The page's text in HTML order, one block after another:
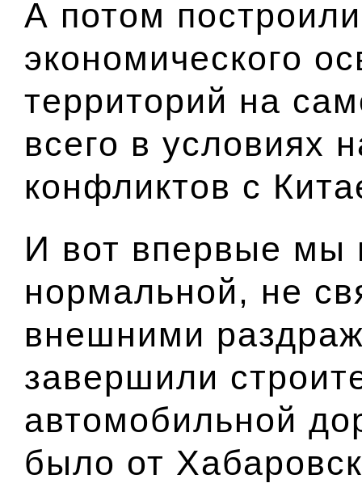
А потом
экономического
территорий на
всего в условиях
конфликтов с
И вот впервые мы
нормальной, не
внешними
завершили
автомобильной
было от